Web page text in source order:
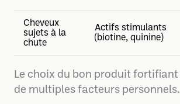
Cheveux
sujets à la
chute
Actifs stimulants
(biotine, quinine)
Le choix du bon produit fortifiant
de multiples facteurs personnels.